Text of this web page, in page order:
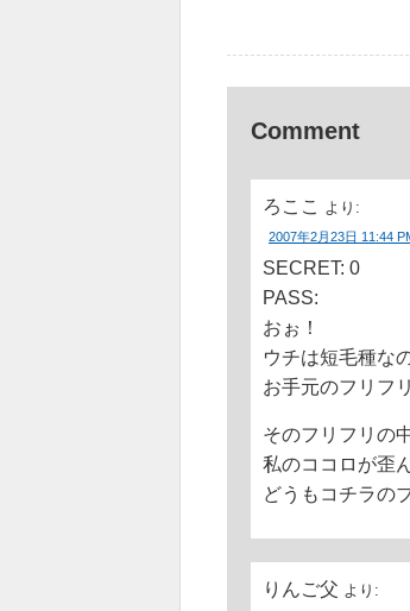
Comment
ろここ より:
2007年2月23日 11:44
SECRET: 0
PASS:
おぉ！
ウチは短毛種な
お手元のフリフ
そのフリフリの
私のココロが歪
どうもコチラの
りんご父 より: